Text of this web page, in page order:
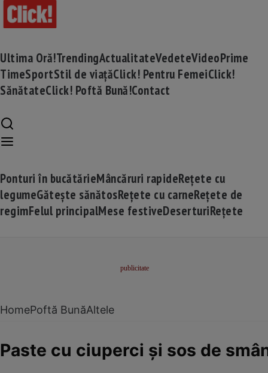
Ultima Oră!TrendingActualitateVedeteVideoPrime
TimeSportStil de viațăClick! Pentru FemeiClick!
SănătateClick! Poftă Bună!Contact
Ponturi în bucătărieMâncăruri rapideRețete cu
legumeGătește sănătosRețete cu carneRețete de
regimFelul principalMese festiveDeserturiRețete
HomePoftă BunăAltele
Paste cu ciuperci şi sos de